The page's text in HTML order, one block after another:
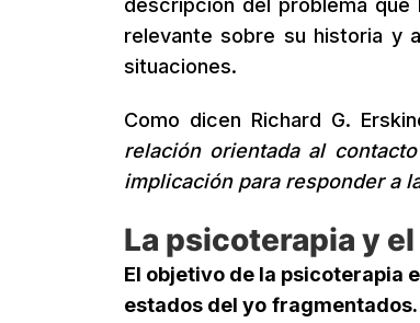
descripción del problema que
relevante sobre su historia y
situaciones.
Como dicen Richard G.
relación orientada al
implicación para responder a
La psicoterapia y
El objetivo de la psicoterapia
estados del yo fragmentados.